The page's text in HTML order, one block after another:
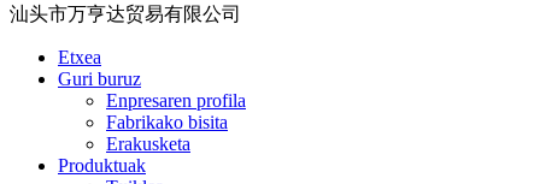
汕头市万亨达贸易有限公司
Etxea
Guri buruz
Enpresaren profila
Fabrikako bisita
Erakusketa
Produktuak